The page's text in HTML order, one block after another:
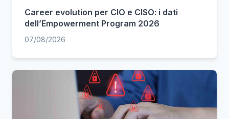
Career evolution per CIO e CISO: i dati
dell’Empowerment Program 2026
07/08/2026